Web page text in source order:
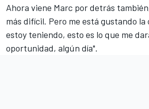
Ahora viene Marc por detrás
más difícil. Pero me está gustando
estoy teniendo, esto es lo que me
oportunidad, algún día".